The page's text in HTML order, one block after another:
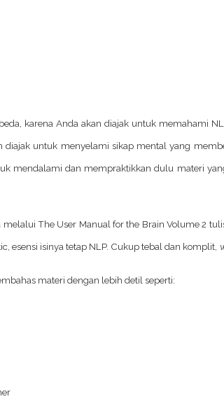
karena Anda akan diajak untuk memahami
untuk menyelami sikap mental yang
mendalami dan mempraktikkan dulu materi
The User Manual for the Brain Volume 2
esensi isinya tetap NLP. Cukup tebal dan komplit,
materi dengan lebih detil seperti: